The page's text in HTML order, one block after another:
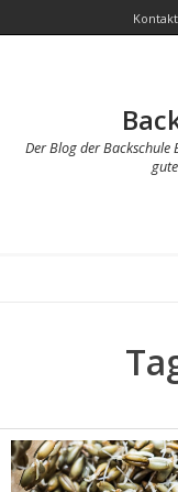
Kontakt
Der Blog der